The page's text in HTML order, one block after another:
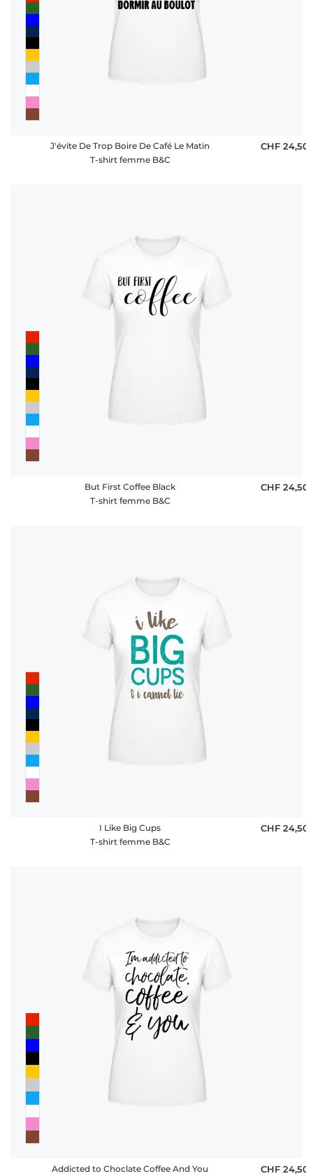
J'évite De Trop Boire De Café Le Matin
T-shirt femme B&C
CHF 24,50
But First Coffee Black
T-shirt femme B&C
CHF 24,50
I Like Big Cups
T-shirt femme B&C
CHF 24,50
Addicted to Choclate Coffee And You
CHF 24,50